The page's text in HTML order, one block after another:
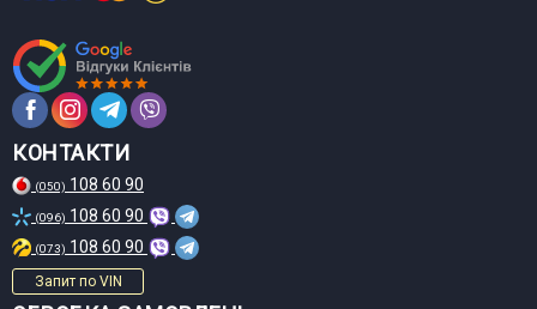
КОНТАКТИ
(050) 108 60 90
(096) 108 60 90
(073) 108 60 90
Запит по VIN